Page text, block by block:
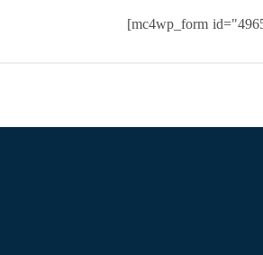
[mc4wp_form